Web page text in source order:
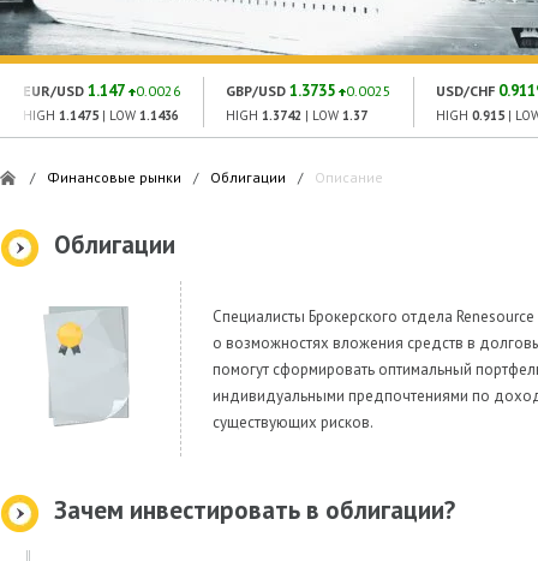
EUR/USD 1.147 0.0026
HIGH 1.1475 | LOW 1.1436
GBP/USD 1.3735 0.0025
HIGH 1.3742 | LOW 1.37
USD/CHF
HIGH 0.915 |
/ Финансовые рынки / Облигации / Описание
Облигации
Специалисты Брокерского отдела
о возможностях вложения средств в
помогут сформировать оптимальный
индивидуальными предпочтениями по
существующих рисков.
Зачем инвестировать в облигации?